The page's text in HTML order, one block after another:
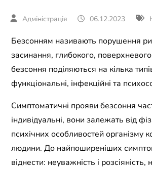
06.12.2023
Безсонням називають порушення
засинання, глибокого,
безсоння поділяються на кілька
функціональні, інфекційні та
Симптоматичні прояви безсоння
індивідуальні, вони залежать від
психічних особливостей організму
людини. До найпоширеніших
віднести: неуважність і